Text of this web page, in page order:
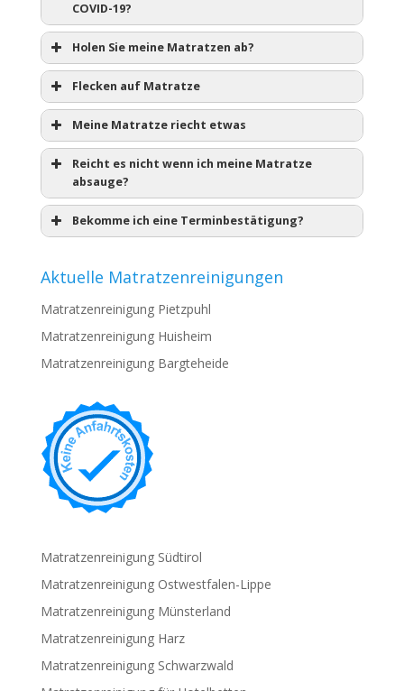
COVID-19?
Holen Sie meine Matratzen ab?
Flecken auf Matratze
Meine Matratze riecht etwas
Reicht es nicht wenn ich meine Matratze
absauge?
Bekomme ich eine Terminbestätigung?
Aktuelle Matratzenreinigungen
Matratzenreinigung Pietzpuhl
Matratzenreinigung Huisheim
Matratzenreinigung Bargteheide
Matratzenreinigung Südtirol
Matratzenreinigung Ostwestfalen-Lippe
Matratzenreinigung Münsterland
Matratzenreinigung Harz
Matratzenreinigung Schwarzwald